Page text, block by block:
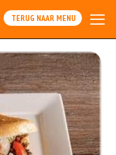
TERUG NAAR MENU